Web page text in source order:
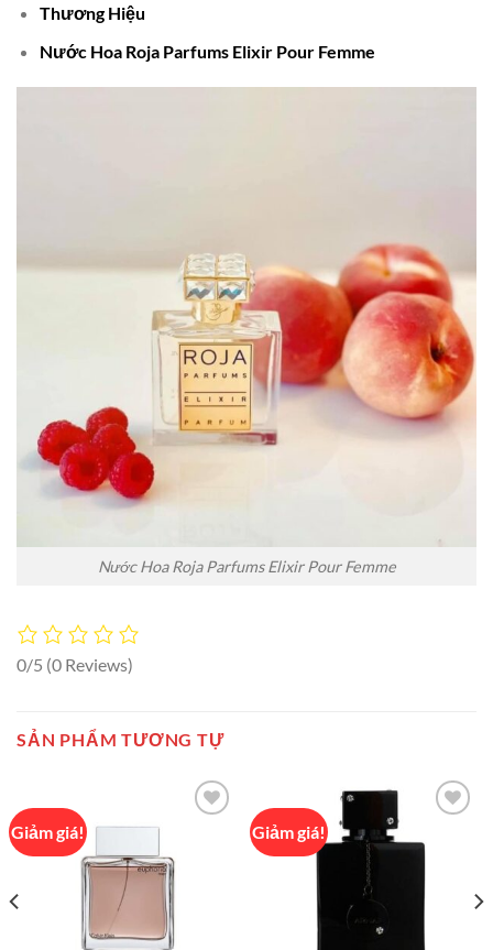
Thương Hiệu
Nước Hoa Roja Parfums Elixir Pour Femme
Nước Hoa Roja Parfums Elixir Pour Femme
0/5 (0 Reviews)
SẢN PHẨM TƯƠNG TỰ
Giảm giá! Giảm giá!